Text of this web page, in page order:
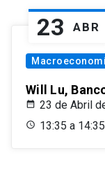
23 ABR
Will Lu,
23 de Abril
13:35 a 14:35